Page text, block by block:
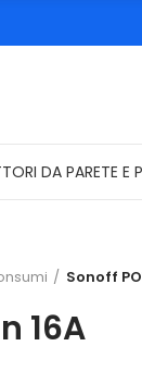
DA PARETE E
Sonoff
16A